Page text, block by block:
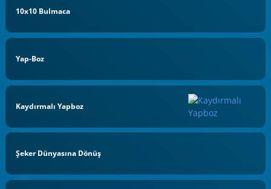
10x10 Bulmaca
Yap-Boz
Kaydırmalı Yapboz
Şeker Dünyasına Dönüş